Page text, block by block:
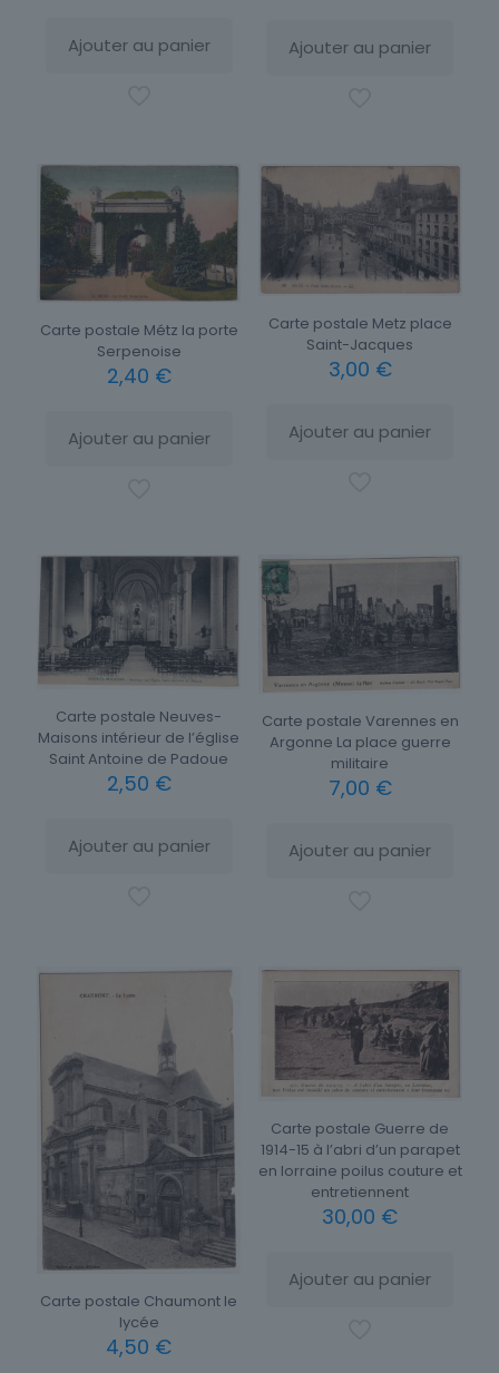
Ajouter au panier Ajouter au panier
Carte postale Métz la porte
Serpenoise
2,40 €
Ajouter au panier
Carte postale Metz place
Saint-Jacques
3,00 €
Ajouter au panier
Carte postale Neuves-
Maisons intérieur de l’église
Saint Antoine de Padoue
2,50 €
Ajouter au panier
Carte postale Varennes en
Argonne La place guerre
militaire
7,00 €
Ajouter au panier
Carte postale Chaumont le
lycée
4,50 €
Carte postale Guerre de
1914-15 à l’abri d’un parapet
en lorraine poilus couture et
entretiennent
30,00 €
Ajouter au panier